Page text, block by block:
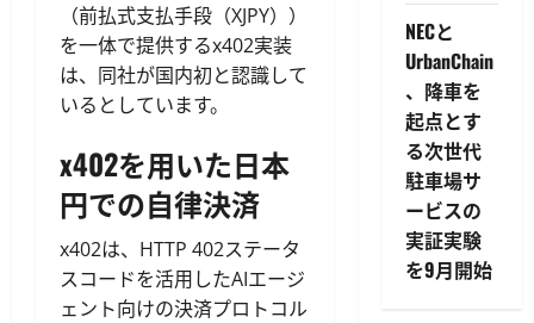
（前払式支払手段（XJPY））
を一体で提供するx402実装
は、同社が国内初と認識して
いるとしています。
x402を用いた日本
円での自律決済
x402は、HTTP 402ステータ
スコードを活用したAIエージ
ェント向けの決済プロトコル
NECと
UrbanChain
、降車を
起点とす
る次世代
駐車場サ
ービスの
実証実験
を9月開始